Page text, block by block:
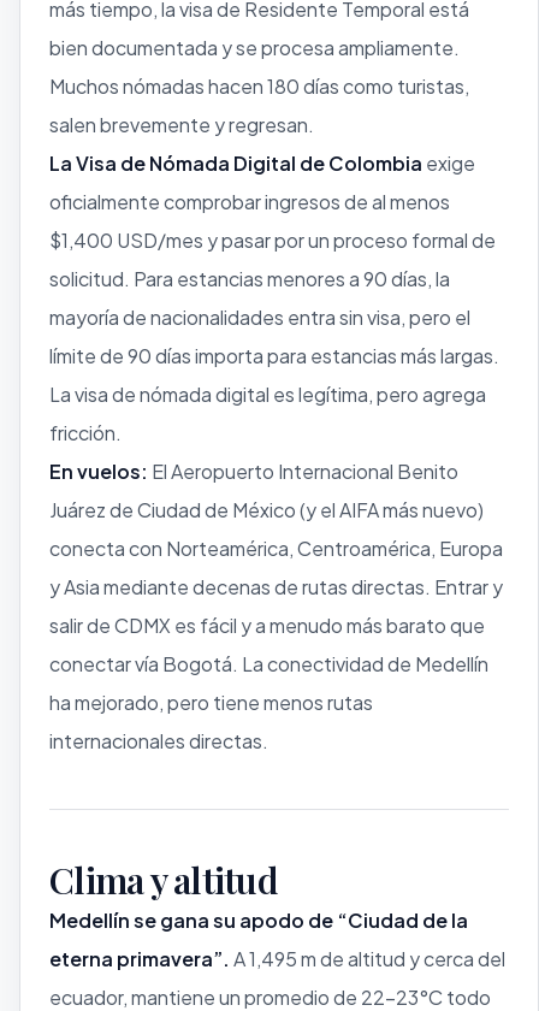
más tiempo, la visa de Residente Temporal está
bien documentada y se procesa ampliamente.
Muchos nómadas hacen 180 días como turistas,
salen brevemente y regresan.
La Visa de Nómada Digital de Colombia exige
oficialmente comprobar ingresos de al menos
$1,400 USD/mes y pasar por un proceso formal de
solicitud. Para estancias menores a 90 días, la
mayoría de nacionalidades entra sin visa, pero el
límite de 90 días importa para estancias más largas.
La visa de nómada digital es legítima, pero agrega
fricción.
En vuelos: El Aeropuerto Internacional Benito
Juárez de Ciudad de México (y el AIFA más nuevo)
conecta con Norteamérica, Centroamérica, Europa
y Asia mediante decenas de rutas directas. Entrar y
salir de CDMX es fácil y a menudo más barato que
conectar vía Bogotá. La conectividad de Medellín
ha mejorado, pero tiene menos rutas
internacionales directas.
Clima y altitud
Medellín se gana su apodo de “Ciudad de la
eterna primavera”. A 1,495 m de altitud y cerca del
ecuador, mantiene un promedio de 22–23°C todo